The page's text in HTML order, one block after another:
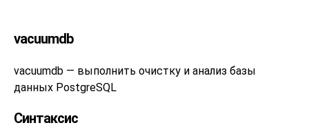
vacuumdb
vacuumdb — выполнить очистку и анализ базы
данных PostgreSQL
Синтаксис